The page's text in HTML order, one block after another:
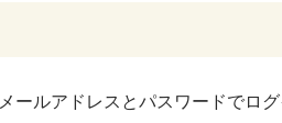
ールアドレスとパスワードでログ